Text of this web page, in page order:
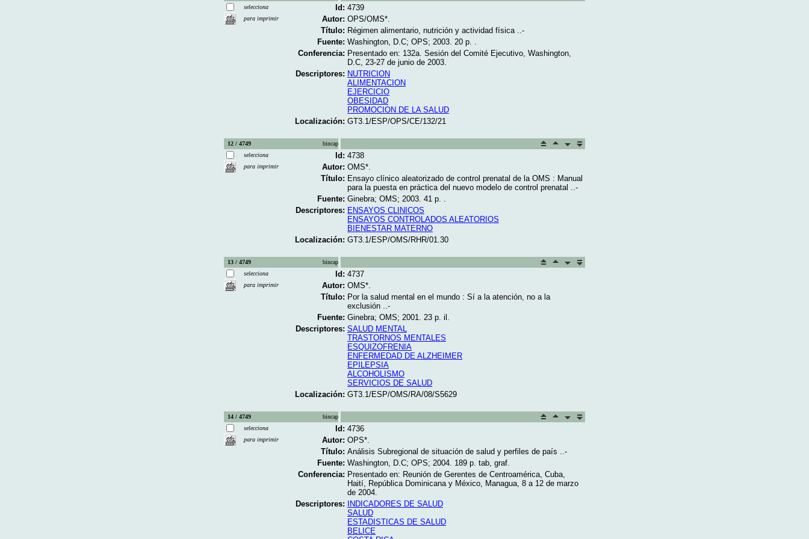
selecciona
para imprimir
Id: 4739
Autor: OPS/OMS*.
Título: Régimen alimentario, nutrición y actividad física ..-
Fuente: Washington, D.C; OPS; 2003. 20 p. .
Conferencia: Presentado en: 132a. Sesión del Comité Ejecutivo, Washington,
D.C, 23-27 de junio de 2003.
Descriptores: NUTRICION
ALIMENTACION
EJERCICIO
OBESIDAD
PROMOCION DE LA SALUD
Localización: GT3.1/ESP/OPS/CE/132/21
12 / 4749
bincap
selecciona
para imprimir
Id: 4738
Autor: OMS*.
Título: Ensayo clínico aleatorizado de control prenatal de la OMS : Manual
para la puesta en práctica del nuevo modelo de control prenatal ..-
Fuente: Ginebra; OMS; 2003. 41 p. .
Descriptores: ENSAYOS CLINICOS
ENSAYOS CONTROLADOS ALEATORIOS
BIENESTAR MATERNO
Localización: GT3.1/ESP/OMS/RHR/01.30
13 / 4749
bincap
selecciona
para imprimir
Id: 4737
Autor: OMS*.
Título: Por la salud mental en el mundo : Sí a la atención, no a la
exclusión ..-
Fuente: Ginebra; OMS; 2001. 23 p. il.
Descriptores: SALUD MENTAL
TRASTORNOS MENTALES
ESQUIZOFRENIA
ENFERMEDAD DE ALZHEIMER
EPILEPSIA
ALCOHOLISMO
SERVICIOS DE SALUD
Localización: GT3.1/ESP/OMS/RA/08/S5629
14 / 4749
bincap
selecciona
para imprimir
Id: 4736
Autor: OPS*.
Título: Análisis Subregional de situación de salud y perfiles de país ..-
Fuente: Washington, D.C; OPS; 2004. 189 p. tab, graf.
Conferencia: Presentado en: Reunión de Gerentes de Centroamérica, Cuba,
Haití, República Dominicana y México, Managua, 8 a 12 de marzo
de 2004.
Descriptores:
INDICADORES DE SALUD
SALUD
ESTADISTICAS DE SALUD
BELICE